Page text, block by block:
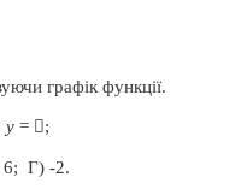
графік функції.
у= ;
Г) -2.